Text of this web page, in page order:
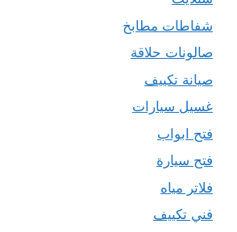
شفاطات مطابخ
صالونات حلاقة
صيانة تكييف
غسيل سيارات
فتح ابواب
فتح سيارة
فلاتر مياه
فني تكييف